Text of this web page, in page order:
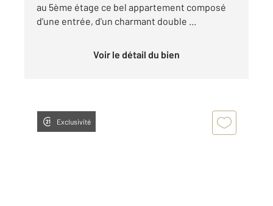
au 5ème étage ce bel appartement composé
d'une entrée, d'un charmant double ...
Voir le détail du bien
Exclusivité